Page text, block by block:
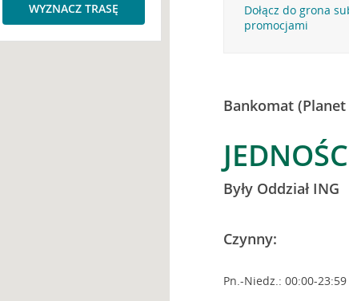
Dołącz do grona
promocjami
Bankomat (Planet
Były Oddział ING
Czynny:
Pn.-Niedz.: 00:00-23:59
WYZNACZ TRASĘ